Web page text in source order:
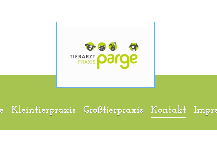
Kleintierpraxis Großtierpraxis Kontakt